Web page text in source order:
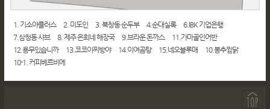
1. 기소야플러스 2. 미도인 3. 북창동 순두부 4.순대실록
6.IBK 기업은행
7.삼청동 샤브
8. 제주 은희네 해장국 9.브라운 돈까스
11.가마골인어반
12.용무있습니까
13.코코이찌방야 14.이여곰탕 15.네오블루매
10.봉추찜닭
10-1. 커피베르비에